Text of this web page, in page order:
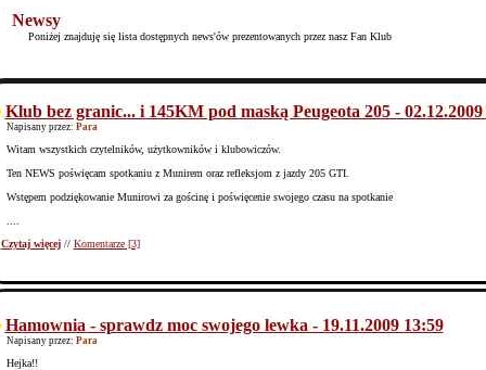
Newsy
Poniżej znajduję się lista dostępnych news'ów prezentowanych przez nasz Fan Klub
Klub bez granic... i 145KM pod maską Peugeota 205 - 02.12.2009
Napisany przez: Para
Witam wszystkich czytelników, użytkowników i klubowiczów.
Ten NEWS poświęcam spotkaniu z Munirem oraz refleksjom z jazdy 205 GTI.
Wstępem podziękowanie Munirowi za gościnę i poświęcenie swojego czasu na spotkanie
Czytaj więcej // Komentarze [3]
Hamownia - sprawdz moc swojego lewka - 19.11.2009 13:59
Napisany przez: Para
Hejka!!